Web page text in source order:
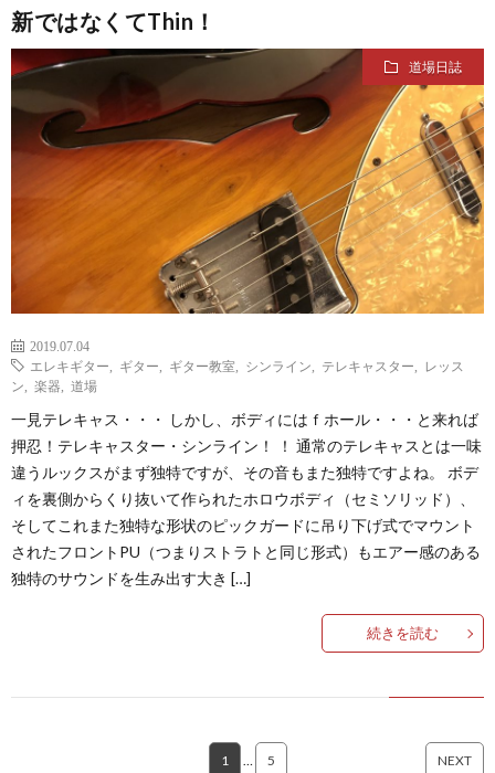
新ではなくてThin！
道場日誌
2019.07.04
エレキギター
ギター ギター教室 シンライン テレキャスター
レッス
ン
楽器 道場
一見テレキャス・・・ しかし、ボディにはｆホール・・・と来れば
押忍！テレキャスター・シンライン！ ！ 通常のテレキャスとは一味
違うルックスがまず独特ですが、その音もまた独特ですよね。 ボデ
ィを裏側からくり抜いて作られたホロウボディ（セミソリッド）、
そしてこれまた独特な形状のピックガードに吊り下げ式でマウント
されたフロントPU（つまりストラトと同じ形式）もエアー感のある
独特のサウンドを生み出す大き […]
続きを読む
1 … 5 NEXT